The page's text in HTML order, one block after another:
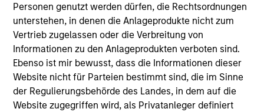
Personen genutzt werden dürfen, die Rechtsordnungen
unterstehen, in denen die Anlageprodukte nicht zum
Vertrieb zugelassen oder die Verbreitung von
Informationen zu den Anlageprodukten verboten sind.
Ebenso ist mir bewusst, dass die Informationen dieser
Website nicht für Parteien bestimmt sind, die im Sinne
der Regulierungsbehörde des Landes, in dem auf die
Website zugegriffen wird, als Privatanleger definiert
Morgan Stanley Expansion Capital